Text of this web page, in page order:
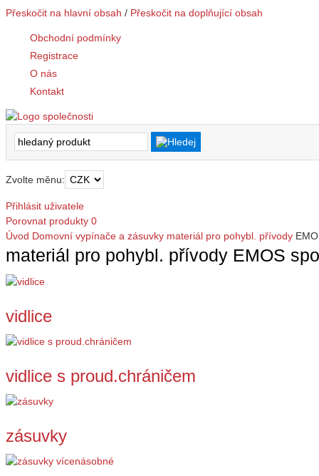
Přeskočit na hlavní obsah / Přeskočit na doplňující obsah
Obchodní podmínky
Registrace
O nás
Kontakt
Zvolte měnu:
Přihlásit uživatele
Porovnat produkty 0
Úvod Domovní vypínače a zásuvky materiál pro pohybl. přívody
materiál pro pohybl. přívody EMOS
vidlice
vidlice s proud.chráničem
zásuvky